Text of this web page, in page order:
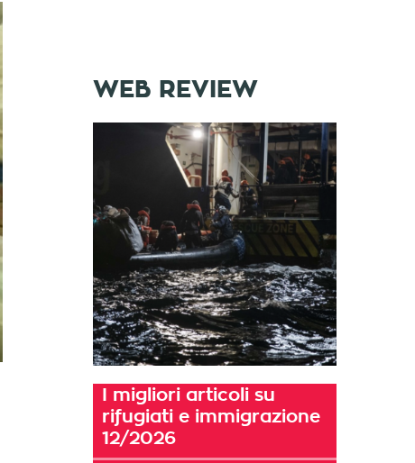
WEB REVIEW
I migliori articoli su
rifugiati e immigrazione
12/2026